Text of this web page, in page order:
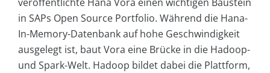
in SAPs Open Source Portfolio. Während die Hana-
In-Memory-Datenbank auf hohe Geschwindigkeit
ausgelegt ist, baut Vora eine Brücke in die Hadoop-
und Spark-Welt. Hadoop bildet dabei die Plattform,